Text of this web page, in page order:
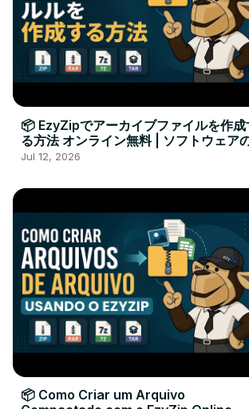
📦 EzyZipでアーカイブファイルを作成
る方法 オンライン無料 | ソフトウェア
ンストール不要
Jul 12, 2026
📦 Como Criar um Arquivo